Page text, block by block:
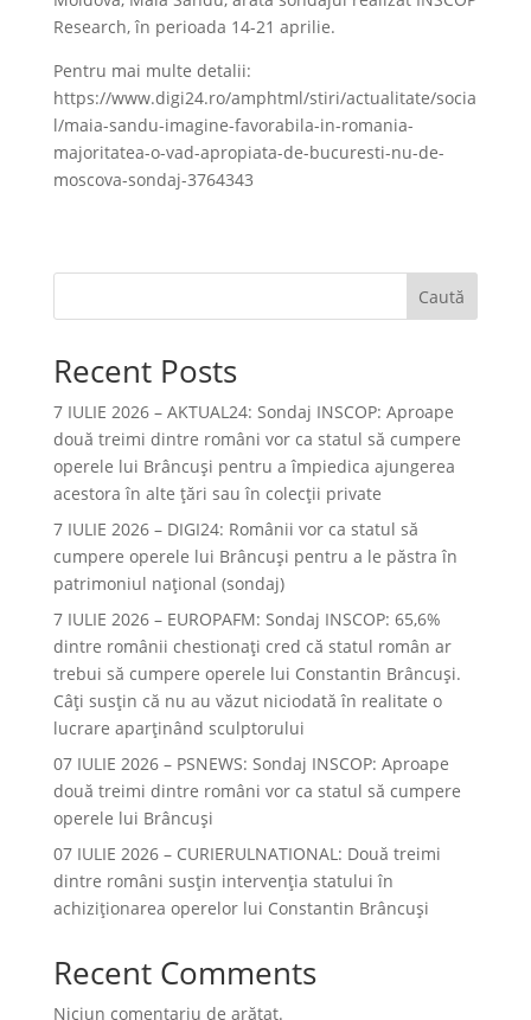
Research, în perioada 14-21 aprilie.
Pentru mai multe detalii:
https://www.digi24.ro/amphtml/stiri/actualitate/socia
l/maia-sandu-imagine-favorabila-in-romania-
majoritatea-o-vad-apropiata-de-bucuresti-nu-de-
moscova-sondaj-3764343
Caută
Recent Posts
7 IULIE 2026 – AKTUAL24: Sondaj INSCOP: Aproape
două treimi dintre români vor ca statul să cumpere
operele lui Brâncuşi pentru a împiedica ajungerea
acestora în alte ţări sau în colecţii private
7 IULIE 2026 – DIGI24: Românii vor ca statul să
cumpere operele lui Brâncuși pentru a le păstra în
patrimoniul național (sondaj)
7 IULIE 2026 – EUROPAFM: Sondaj INSCOP: 65,6%
dintre românii chestionați cred că statul român ar
trebui să cumpere operele lui Constantin Brâncuși.
Câți susțin că nu au văzut niciodată în realitate o
lucrare aparținând sculptorului
07 IULIE 2026 – PSNEWS: Sondaj INSCOP: Aproape
două treimi dintre români vor ca statul să cumpere
operele lui Brâncuși
07 IULIE 2026 – CURIERULNATIONAL: Două treimi
dintre români susțin intervenția statului în
achiziționarea operelor lui Constantin Brâncuși
Recent Comments
Niciun comentariu de arătat.